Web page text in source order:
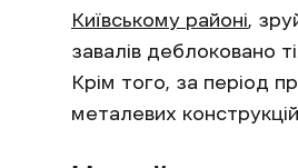
Київському районі,
завалів деблоковано
Крім того, за період
металевих